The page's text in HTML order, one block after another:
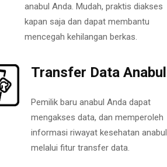
anabul Anda. Mudah, praktis diakses
kapan saja dan dapat membantu
mencegah kehilangan berkas.
Transfer Data Anabul
Pemilik baru anabul Anda dapat
mengakses data, dan memperoleh
informasi riwayat kesehatan anabul
melalui fitur transfer data.